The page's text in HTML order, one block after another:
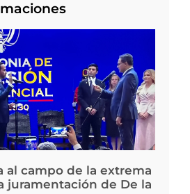
al campo de la extrema
juramentación de De la